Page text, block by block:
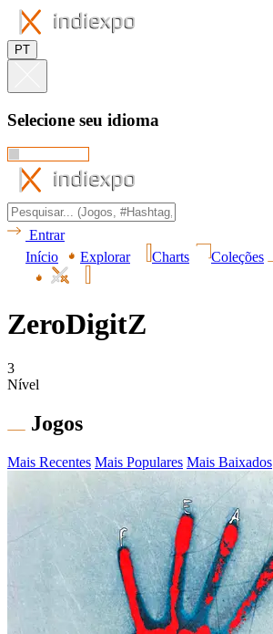
PT
Selecione seu idioma
Entrar
Início
Explorar Charts Coleções
ZeroDigitZ
3
Nível
Jogos
Mais Recentes Mais Populares Mais Baixados